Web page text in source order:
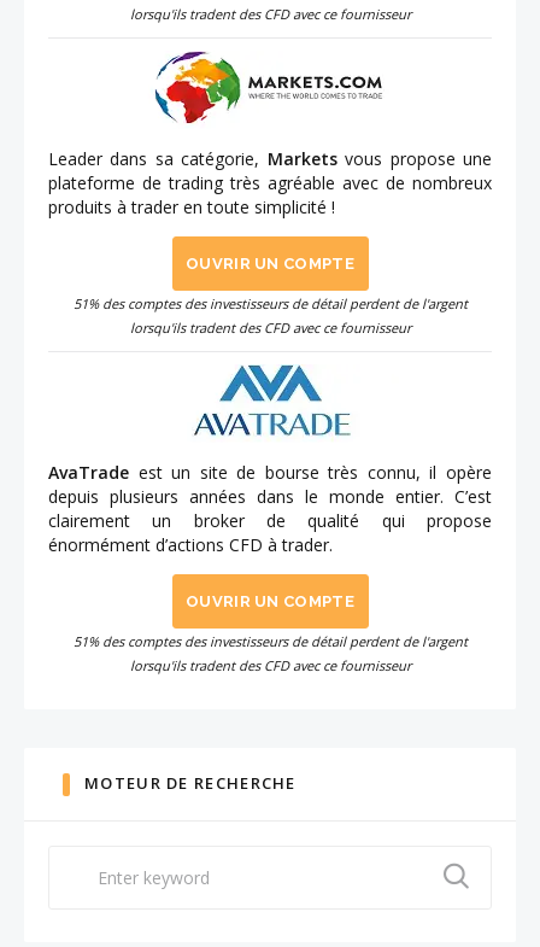
lorsqu'ils tradent des CFD avec ce fournisseur
Leader dans sa catégorie, Marketsvous propose une
plateforme de trading très agréable avec de nombreux
produits à trader en toute simplicité !
OUVRIR UN COMPTE
51% des comptes des investisseurs de détail perdent de l'argent
lorsqu'ils tradent des CFD avec ce fournisseur
AvaTrade est un site de bourse très connu, il opère
depuis plusieurs années dans le monde entier. C’est
clairement un broker de qualité qui propose
énormément d’actions CFD à trader.
OUVRIR UN COMPTE
51% des comptes des investisseurs de détail perdent de l'argent
lorsqu'ils tradent des CFD avec ce fournisseur
MOTEUR DE RECHERCHE